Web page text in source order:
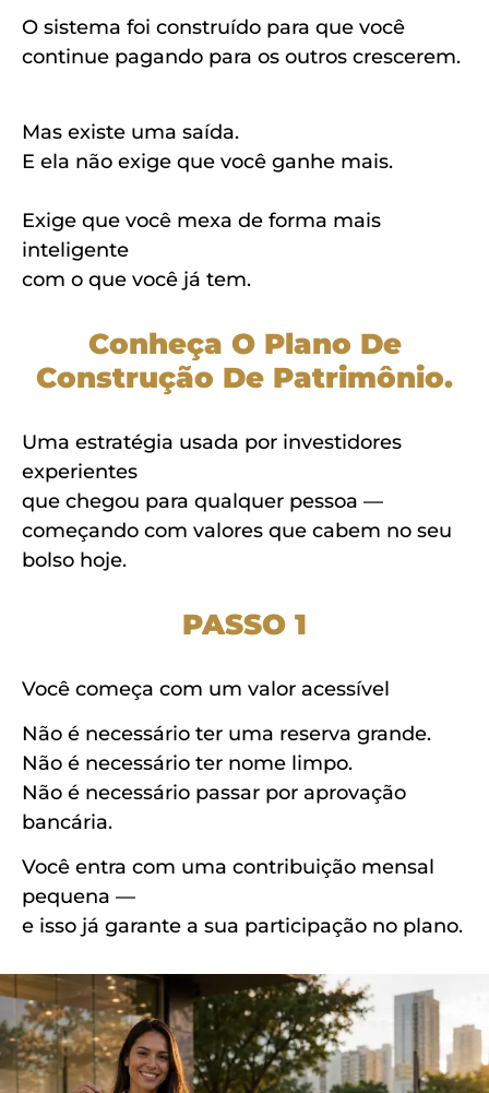
O sistema foi construído para que você
continue pagando para os outros crescerem.
Mas existe uma saída.
E ela não exige que você ganhe mais.
Exige que você mexa de forma mais
inteligente
com o que você já tem.
Conheça O Plano De
Construção De Patrimônio.
Uma estratégia usada por investidores
experientes
que chegou para qualquer pessoa —
começando com valores que cabem no seu
bolso hoje.
PASSO 1
Você começa com um valor acessível
Não é necessário ter uma reserva grande.
Não é necessário ter nome limpo.
Não é necessário passar por aprovação
bancária.
Você entra com uma contribuição mensal
pequena —
e isso já garante a sua participação no plano.